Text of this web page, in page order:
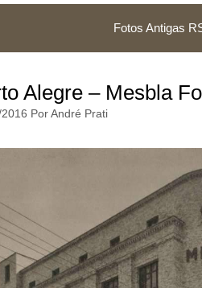
Fotos Antigas
Alegre – Mesbla
Por André Prati